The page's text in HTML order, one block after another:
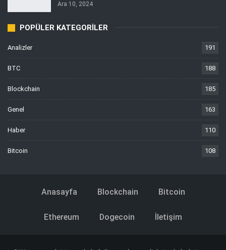
Ara 10, 2024
POPÜLER KATEGORILER
Analizler 191
BTC 188
Blockchain 185
Genel 163
Haber 110
Bitcoin 108
Anasayfa Blockchain Bitcoin
Ethereum Dogecoin İletişim